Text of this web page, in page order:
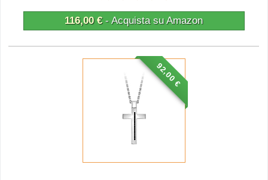
116,00 €- Acquista su Amazon
92,00 €